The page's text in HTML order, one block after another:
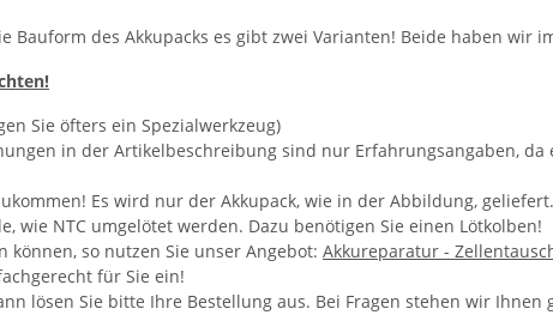
Bauform des Akkupacks es gibt zwei Varianten! Beide haben wir
Sie öfters ein Spezialwerkzeug)
in der Artikelbeschreibung sind nur Erfahrungsangaben,
Es wird nur der Akkupack, wie in der Abbildung,
wie NTC umgelötet werden. Dazu benötigen Sie einen Lötkolben!
können, so nutzen Sie unser Angebot: Akkureparatur -
für Sie ein!
lösen Sie bitte Ihre Bestellung aus. Bei Fragen stehen wir